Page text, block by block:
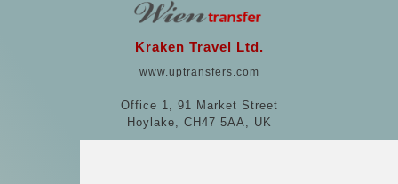
Kraken Travel Ltd.
www.uptransfers.com
Office 1, 91 Market Street
Hoylake, CH47 5AA, UK